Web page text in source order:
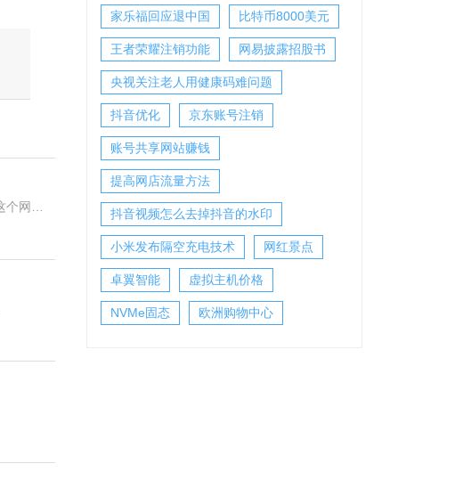
家乐福回应退中国 比特币8000美元
王者荣耀注销功能 网易披露招股书
央视关注老人用健康码难问题
抖音优化 京东账号注销
账号共享网站赚钱
提高网店流量方法
抖音视频怎么去掉抖音的水印
小米发布隔空充电技术 网红景点
卓翼智能 虚拟主机价格
NVMe固态 欧洲购物中心